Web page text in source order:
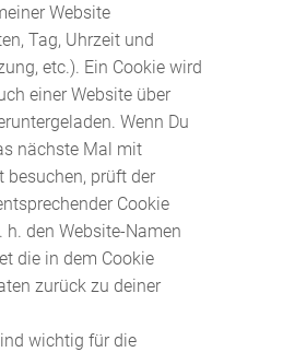
Website
Tag, Uhrzeit und
etc.). Ein Cookie wird
einer Website über
Wenn Du
nächste Mal mit
besuchen, prüft der
Cookie
den Website-Namen
die in dem Cookie
zurück zu deiner
wichtig für die